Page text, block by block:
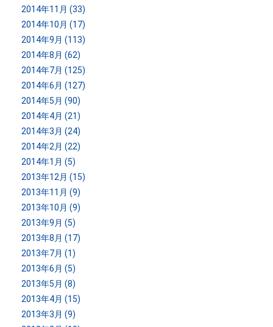
2014年11月 (33)
2014年10月 (17)
2014年9月 (113)
2014年8月 (62)
2014年7月 (125)
2014年6月 (127)
2014年5月 (90)
2014年4月 (21)
2014年3月 (24)
2014年2月 (22)
2014年1月 (5)
2013年12月 (15)
2013年11月 (9)
2013年10月 (9)
2013年9月 (5)
2013年8月 (17)
2013年7月 (1)
2013年6月 (5)
2013年5月 (8)
2013年4月 (15)
2013年3月 (9)